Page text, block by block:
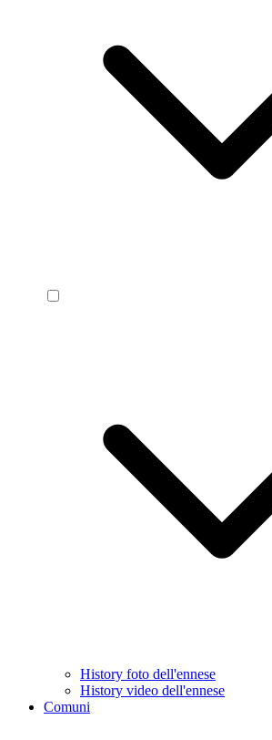
History foto dell'ennese
History video dell'ennese
Comuni